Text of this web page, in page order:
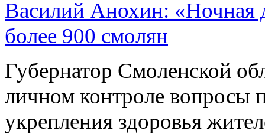
Василий Анохин: «Ночная
более 900 смолян
Губернатор Смоленской
личном контроле вопросы
укрепления здоровья